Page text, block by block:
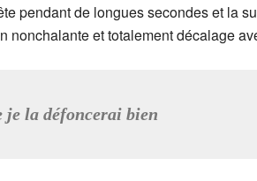
pendant de longues secondes et la
nonchalante et totalement décalage
je la défoncerai bien